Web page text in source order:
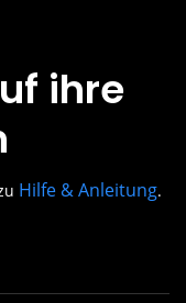
ihre
Hilfe & Anleitung.